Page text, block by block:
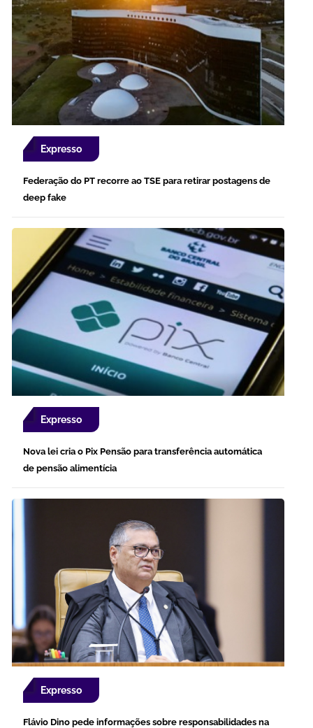
Expresso
Federação do PT recorre ao TSE para retirar postagens de
deep fake
Expresso
Nova lei cria o Pix Pensão para transferência automática
de pensão alimentícia
Expresso
Flávio Dino pede informações sobre responsabilidades na